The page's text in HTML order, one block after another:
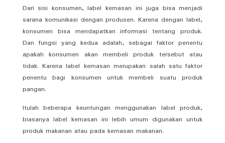
Dari sisi konsumen, label kemasan ini juga bisa menjadi
sarana komunikasi dengan produsen. Karena dengan label,
konsumen bisa mendapatkan informasi tentang produk.
Dan fungsi yang kedua adalah, sebagai faktor penentu
apakah konsumen akan membeli produk tersebut atau
tidak. Karena label kemasan merupakan salah satu faktor
penentu bagi konsumen untuk membeli suatu produk
pangan.
Itulah beberapa keuntungan menggunakan label produk,
biasanya label kemasan ini lebih umum digunakan untuk
produk makanan atau pada kemasan makanan.